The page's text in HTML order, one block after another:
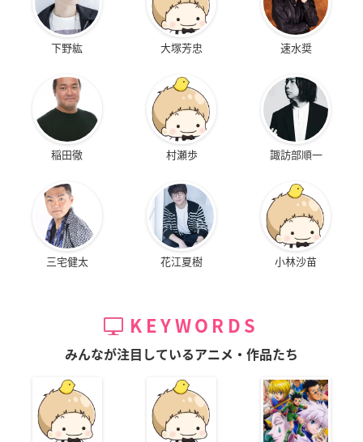
下野紘 大塚芳忠 速水奨
稲田徹 村瀬歩 諏訪部順一
三宅健太 花江夏樹 小林沙苗
KEYWORDS
みんなが注目しているアニメ・作品たち